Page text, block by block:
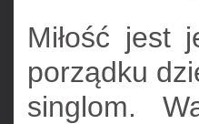
Miłość jest
porządku
singlom.